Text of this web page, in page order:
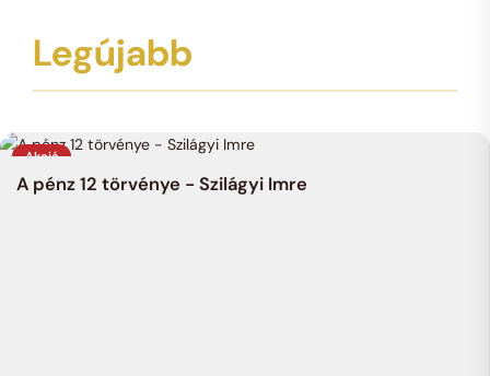
Legújabb
Akció
A pénz 12 törvénye - Szilágyi Imre